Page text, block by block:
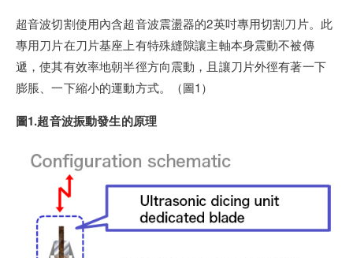
超音波切割使用內含超音波震盪器的2英吋專用切割刀片。此
專用刀片在刀片基座上有特殊縫隙讓主軸本身震動不被傳
遞，使其有效率地朝半徑方向震動，且讓刀片外徑有著一下
膨脹、一下縮小的運動方式。（圖1）
圖1.超音波振動發生的原理